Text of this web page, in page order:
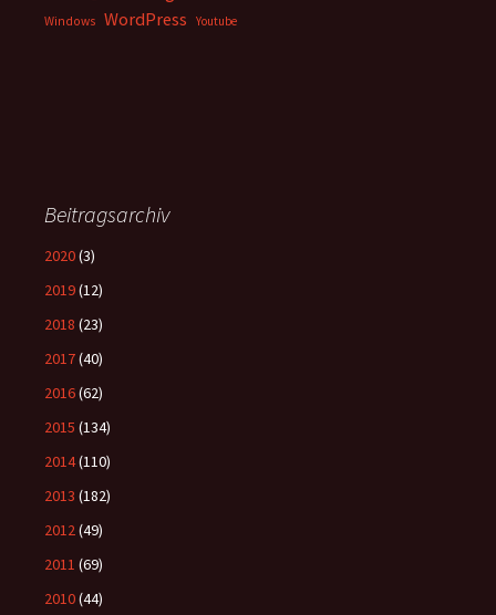
Windows WordPress Youtube
Beitragsarchiv
2020(3)
2019(12)
2018 (23)
2017(40)
2016(62)
2015 (134)
2014(110)
2013 (182)
2012(49)
2011 (69)
2010(44)